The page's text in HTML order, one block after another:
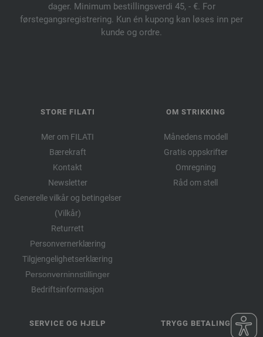
dager. Minimum bestillingsverdi 45, - €. For
førstegangsregistrering. Kun én kupong kan løses inn per
kunde og ordre.
STORE FILATI
Mer om FILATI
Bærekraft
Kontakt
Newsletter
Generelle vilkår og betingelser
(Vilkår)
Returrett
Personvernerklæring
Tilgjengelighetserklæring
Personverninnstillinger
Bedriftsinformasjon
OM STRIKKING
Månedens modell
Gratis oppskrifter
Omregning
Råd om stell
SERVICE OG HJELP TRYGG BETALING